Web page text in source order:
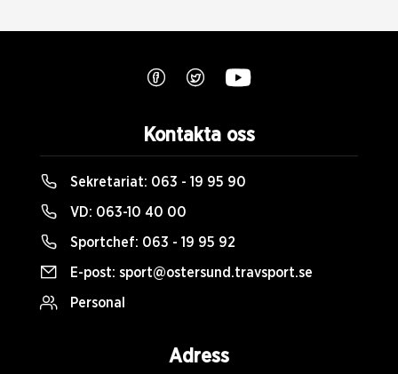
Kontakta oss
Sekretariat: 063 - 19 95 90
VD: 063-10 40 00
Sportchef: 063 - 19 95 92
E-post: sport@ostersund.travsport.se
Personal
Adress